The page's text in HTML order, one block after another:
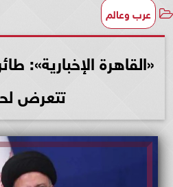
عرب وعالم
«القاهرة الإخبارية»:
تتعرض